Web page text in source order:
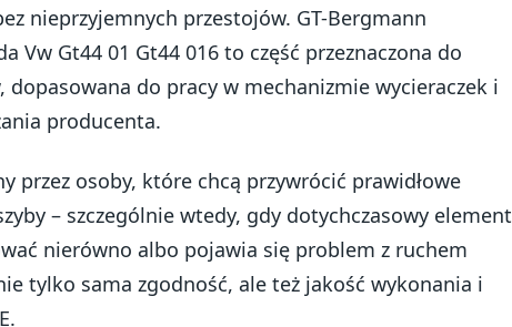
nieprzyjemnych przestojów. GT-Bergmann
Vw Gt44 01 Gt44 016 to część przeznaczona do
do pracy w mechanizmie wycieraczek i
producenta.
przez osoby, które chcą przywrócić prawidłowe
– szczególnie wtedy, gdy dotychczasowy element
nierówno albo pojawia się problem z ruchem
tylko sama zgodność, ale też jakość wykonania i